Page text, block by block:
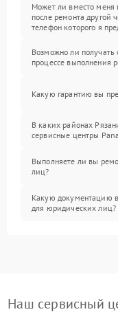
Может ли вместо меня
после ремонта другой
телефон которого я
Возможно ли получать
процессе выполнения
Какую гарантию вы
В каких районах
сервисные центры
Выполняете ли вы
лиц?
Какую документацию
для юридических лиц?
Наш сервисный